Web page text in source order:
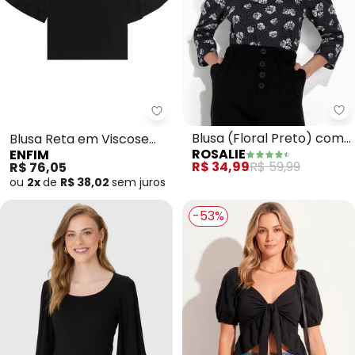
Enfim - Blusa Reta em Viscose
Blusa Reta em Viscose
(Preto)
ENFIM
R$ 76,05
ou 2xde R$ 38,02 sem juros
Blusa (Floral Preto) com
Manga
ROSALIE
R$ 34,99R$ 59,99
-53%